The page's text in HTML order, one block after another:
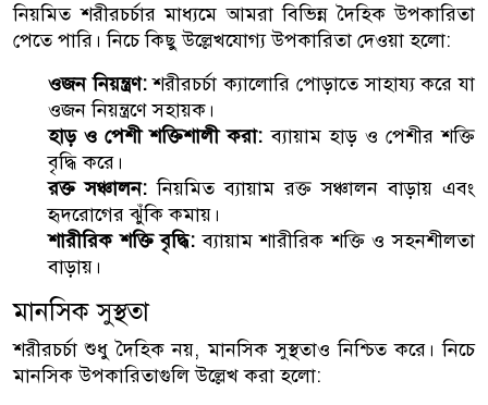
নিয়মিত শরীরচর্চার মাধ্যমে আমরা বিভিন্ন দৈহিক উপকারিতা
পেতে পারি। নিচে কিছু উল্লেখযোগ্য উপকারিতা দেওয়া হলো:
ওজন নিয়ন্ত্রণ:শরীরচর্চা ক্যালোরি পোড়াতে সাহায্য করে যা
ওজন নিয়ন্ত্রণে সহায়ক।
হাড় ও পেশী শক্তিশালী করা: ব্যায়াম হাড় ও পেশীর শক্তি
বৃদ্ধি করে।
রক্ত সঞ্চালন: নিয়মিত ব্যায়াম রক্ত সঞ্চালন বাড়ায় এবং
হৃদরোগের ঝুঁকি কমায়।
শারীরিক শক্তি বৃদ্ধি: ব্যায়াম শারীরিক শক্তি ও সহনশীলতা
বাড়ায়।
মানসিক সুস্থতা
শরীরচর্চা শুধু দৈহিক নয়, মানসিক সুস্থতাও নিশ্চিত করে। নিচে
মানসিক উপকারিতাগুলি উল্লেখ করা হলো: